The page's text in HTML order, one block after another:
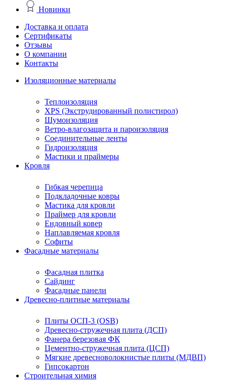
Новинки
Доставка и оплата
Сертификаты
Отзывы
О компании
Контакты
Изоляционные материалы
Теплоизоляция
XPS (Экструдированный полистирол)
Шумоизоляция
Ветро-влагозащита и пароизоляция
Соединительные ленты
Гидроизоляция
Мастики и праймеры
Кровля
Гибкая черепица
Подкладочные ковры
Мастика для кровли
Праймер для кровли
Ендовный ковер
Наплавляемая кровля
Софиты
Фасадные материалы
Фасадная плитка
Сайдинг
Фасадные панели
Древесно-плитные материалы
Плиты ОСП-3 (OSB)
Древесно-стружечная плита (ДСП)
Фанера березовая ФК
Цементно-стружечная плита (ЦСП)
Мягкие древесноволокнистые плиты (МДВП)
Гипсокартон
Строительная химия